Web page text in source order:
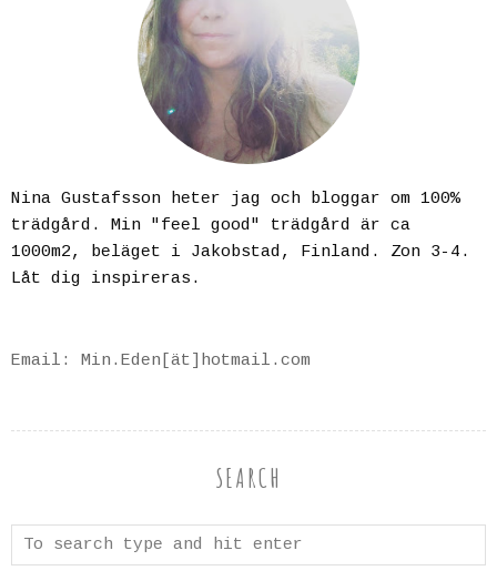
Nina Gustafsson heter jag och bloggar om 100%
trädgård. Min "feel good" trädgård är ca
1000m2, beläget i Jakobstad, Finland. Zon 3-4.
Låt dig inspireras.
Email: Min.Eden[ät]hotmail.com
SEARCH